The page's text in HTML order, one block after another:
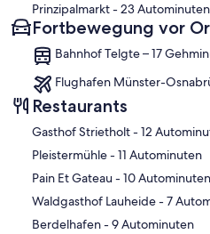
Prinzipalmarkt- 23 Autominuten
Fortbewegung vor
Bahnhof Telgte – 17
Flughafen Münster-
Restaurants
‪Gasthof Strietholt - ‬12
‪Pleistermühle - ‬11 Autominuten
‪Pain Et Gateau - ‬10 Autominuten
‪Waldgasthof
‪Berdelhafen - ‬9 Autominuten